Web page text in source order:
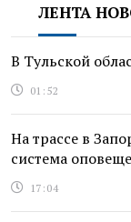
ЛЕНТА
В Тульской
01:52
На трассе в
система
17:04